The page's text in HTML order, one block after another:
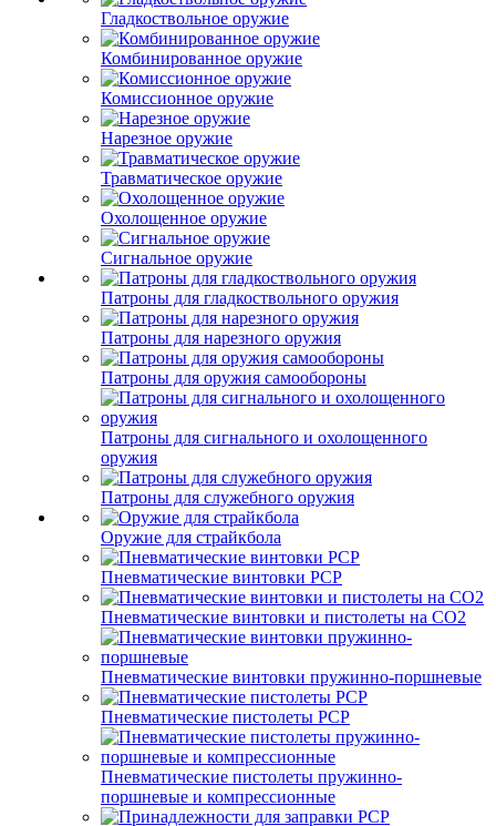
Гладкоствольное оружие
Комбинированное оружие
Комиссионное оружие
Нарезное оружие
Травматическое оружие
Охолощенное оружие
Сигнальное оружие
Патроны для гладкоствольного оружия
Патроны для нарезного оружия
Патроны для оружия самообороны
Патроны для сигнального и охолощенного
оружия
Патроны для служебного оружия
Оружие для страйкбола
Пневматические винтовки PCP
Пневматические винтовки и пистолеты на CO2
Пневматические винтовки пружинно-поршневые
Пневматические пистолеты PCP
Пневматические пистолеты пружинно-
поршневые и компрессионные